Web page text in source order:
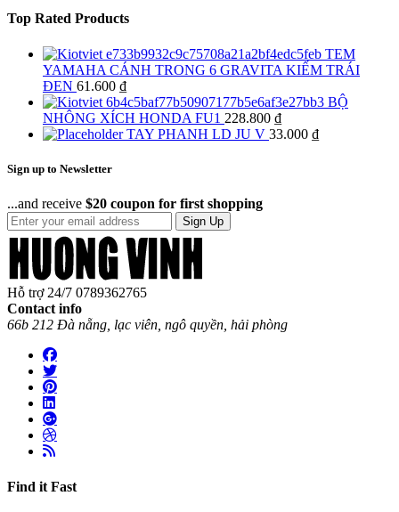
Top Rated Products
TEM
YAMAHA CÁNH TRONG 6 GRAVITA KIẾM TRÁI
ĐEN 61.600 ₫
BỘ
NHÔNG XÍCH HONDA FU1 228.800 ₫
TAY PHANH LD JU V 33.000 ₫
Sign up to Newsletter
...and receive $20 coupon for first shopping
Sign Up
Hỗ trợ 24/7 0789362765
Contact info
66b 212 Đà nẵng, lạc viên, ngô quyền, hải phòng
Find it Fast